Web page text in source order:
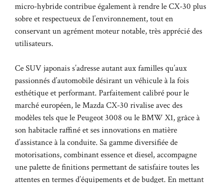
micro-hybride contribue également à rendre le CX-30 plus
sobre et respectueux de l’environnement, tout en
conservant un agrément moteur notable, très apprécié des
utilisateurs.
Ce SUV japonais s’adresse autant aux familles qu’aux
passionnés d’automobile désirant un véhicule à la fois
esthétique et performant. Parfaitement calibré pour le
marché européen, le Mazda CX-30 rivalise avec des
modèles tels que le Peugeot 3008 ou le BMW X1, grâce à
son habitacle raffiné et ses innovations en matière
d’assistance à la conduite. Sa gamme diversifiée de
motorisations, combinant essence et diesel, accompagne
une palette de finitions permettant de satisfaire toutes les
attentes en termes d’équipements et de budget. En mettant